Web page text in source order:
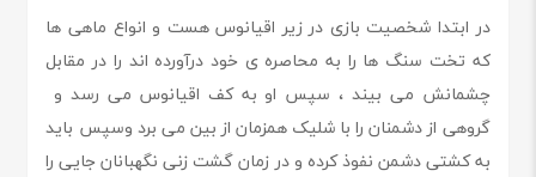
در ابتدا شخصیت بازی در زیر اقیانوس هست و انواع ماهی ها
که تخت سنگ ها را به محاصره ی خود درآورده اند را در مقابل
چشمانش می بیند ، سپس او به کف اقیانوس می رسد و
گروهی از دشمنان را با شلیک همزمان از بین می برد وسپس باید
به کشتی دشمن نفوذ کرده و در زمان گشت زنی نگهبانان جایی را